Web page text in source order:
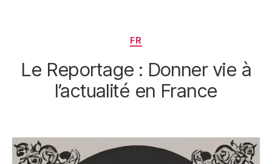
Categories
FR
Le Reportage : Donner vie à
l’actualité en France